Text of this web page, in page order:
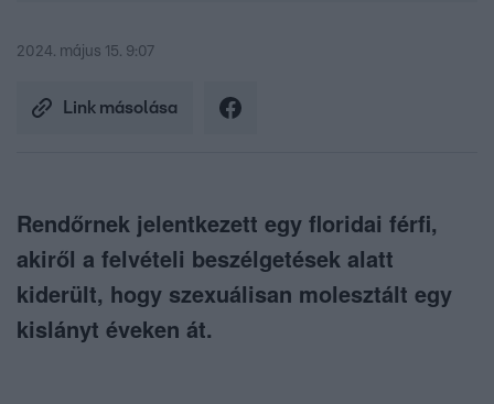
2024. május 15. 9:07
Link másolása
Rendőrnek jelentkezett egy floridai férfi,
akiről a felvételi beszélgetések alatt
kiderült, hogy szexuálisan molesztált egy
kislányt éveken át.